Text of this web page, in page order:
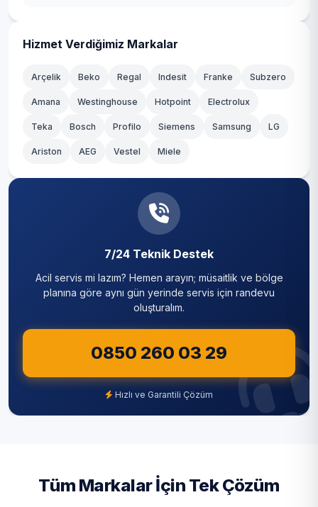
Kağıthane
Kartal
Küçükçekmece
Sultanbeyli
Şişli
Tuzla
Üsküdar
Hizmet Verdiğimiz Markalar
Arçelik Beko Regal Indesit Franke Subzero
Amana Westinghouse Hotpoint Electrolux
Teka Bosch Profilo Siemens Samsung LG
Ariston AEG Vestel Miele
7/24 Teknik Destek
Acil servis mi lazım? Hemen arayın; müsaitlik ve bölge
planına göre aynı gün yerinde servis için randevu
oluşturalım.
0850 260 03 29
Hızlı ve Garantili Çözüm
Tüm Markalar İçin Tek Çözüm